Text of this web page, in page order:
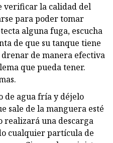
verificar la calidad del
para poder tomar
alguna fuga, escucha
de que su tanque tiene
de manera efectiva
que pueda tener.
de agua fría y déjelo
sale de la manguera esté
realizará una descarga
cualquier partícula de